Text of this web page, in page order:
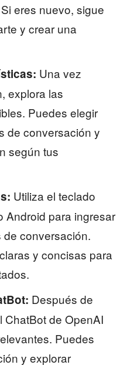
eres nuevo, sigue
y crear una
Una vez
explora las
Puedes elegir
de conversación y
según tus
Utiliza el teclado
Android para ingresar
conversación.
y concisas para
Después de
ChatBot de OpenAI
Puedes
y explorar